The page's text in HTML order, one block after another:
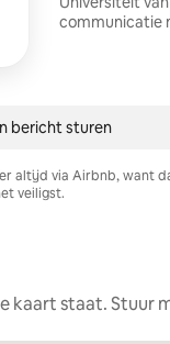
communicatie
bericht sturen
altijd via Airbnb, want
veiligst.
kaart staat. Stuur